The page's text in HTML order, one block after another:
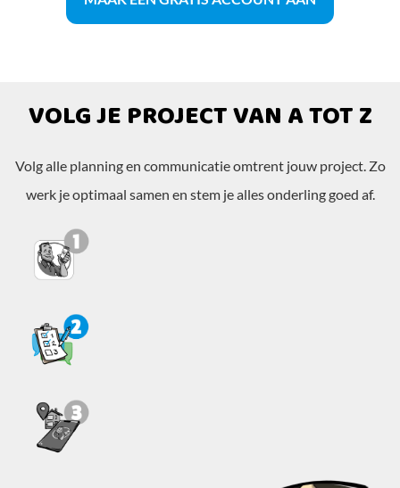
VOLG JE PROJECT VAN A TOT Z
Volg alle planning en communicatie omtrent jouw project. Zo
werk je optimaal samen en stem je alles onderling goed af.